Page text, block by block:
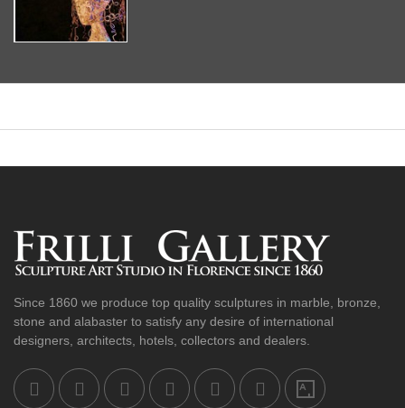
Since 1860 we produce top quality sculptures in marble, bronze,
stone and alabaster to satisfy any desire of international
designers, architects, hotels, collectors and dealers.